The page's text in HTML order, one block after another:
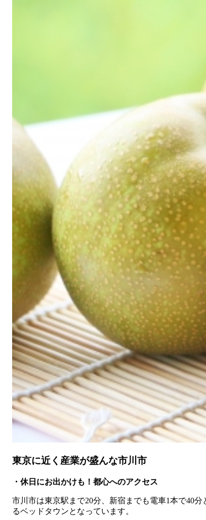
東京に近く産業が盛んな市川市
・休日にお出かけも！都心へのアクセス
市川市は東京駅まで20分、新宿までも電車1本で40
るベッドタウンとなっています。